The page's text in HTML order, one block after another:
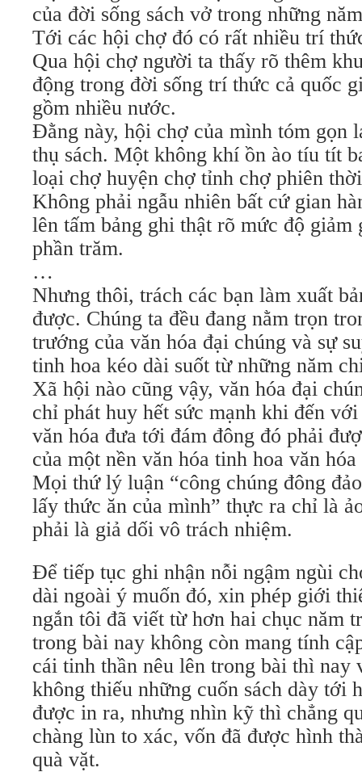
của đời sống sách vở trong những
Tới các hội chợ đó có rất nhiều trí
Qua hội chợ người ta thấy rõ thêm
động trong đời sống trí thức cả quốc
gồm nhiều nước.
Đằng này, hội chợ của mình tóm gọn
thụ sách. Một không khí ồn ào tíu tít
loại chợ huyện chợ tỉnh chợ phiên
Không phải ngẫu nhiên bất cứ gian
lên tấm bảng ghi thật rõ mức độ giảm
phần trăm.
…
Nhưng thôi, trách các bạn làm xuất
được. Chúng ta đều đang nằm trọn
trướng của văn hóa đại chúng và sự
tinh hoa kéo dài suốt từ những năm
Xã hội nào cũng vậy, văn hóa đại
chỉ phát huy hết sức mạnh khi đến
văn hóa đưa tới đám đông đó phải
của một nền văn hóa tinh hoa văn
Mọi thứ lý luận “công chúng đông
lấy thức ăn của mình” thực ra chỉ là
phải là giả dối vô trách nhiệm.
Để tiếp tục ghi nhận nỗi ngậm ngùi
dài ngoài ý muốn đó, xin phép giới
ngắn tôi đã viết từ hơn hai chục năm
trong bài nay không còn mang tính
cái tinh thần nêu lên trong bài thì nay
không thiếu những cuốn sách dày tới
được in ra, nhưng nhìn kỹ thì chẳng
chàng lùn to xác, vốn đã được hình
quà vặt.